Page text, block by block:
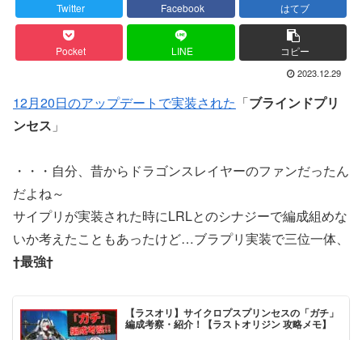
Twitter Facebook はてブ
Pocket LINE コピー
2023.12.29
12月20日のアップデートで実装された 「ブラインドプリ
ンセス 」
・・・自分、昔からドラゴンスレイヤーのファンだったん
だよね～
サイプリが実装された時にLRLとのシナジーで編成組めな
いか考えたこともあったけど…ブラプリ実装で三位一体、
†最強†
【ラスオリ】サイクロプスプリンセスの「ガチ」
編成考察・紹介！【ラストオリジン 攻略メモ】